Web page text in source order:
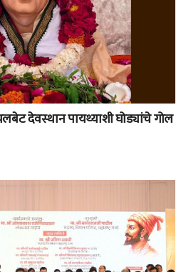
देवस्थान पायथ्याशी घोड्यांचे गोल